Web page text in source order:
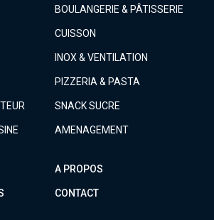
BOULANGERIE & PÂTISSERIE
CUISSON
INOX & VENTILATION
PIZZERIA & PASTA
SNACK SUCRE
AMENAGEMENT
A PROPOS
CONTACT